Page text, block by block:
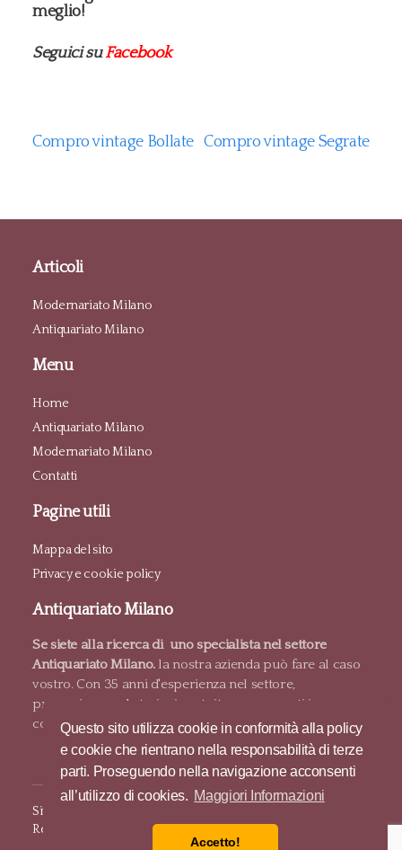
Questo sito utilizza cookie in conformità alla policy
e cookie che rientrano nella responsabilità di terze
parti. Proseguendo nella navigazione acconsenti
all’utilizzo di cookies. Maggiori Informazioni
Accetto!
meglio!
Seguici suFacebook
Compro vintage Bollate Compro vintage Segrate
Articoli
Modernariato Milano
Antiquariato Milano
Menu
Home
Antiquariato Milano
Modernariato Milano
Contatti
Pagine utili
Mappa del sito
Privacy e cookie policy
Antiquariato Milano
Se siete alla ricerca di uno specialista nel settore
Antiquariato Milano.la nostra azienda può fare al caso
vostro. Con 35 anni d'esperienza nel settore,
proponiamo valutazioni gratuite e pagamenti in
contanti.
Sito e posizionamento realizzato dall'
Revolution.